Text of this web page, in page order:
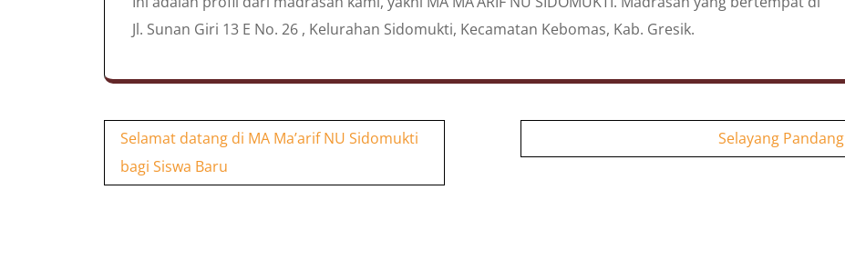
Jl. Sunan Giri 13 E No. 26 , Kelurahan Sidomukti, Kecamatan Kebomas, Kab. Gresik.
Navigasi
pos
Selamat datang di MA Ma’arif NU Sidomukti
bagi Siswa Baru
Selayang Pandang